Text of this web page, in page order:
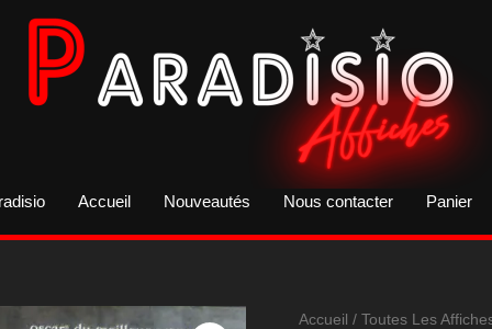
Accueil Nouveautés Nous contacter Panier
Accueil / Toutes Les